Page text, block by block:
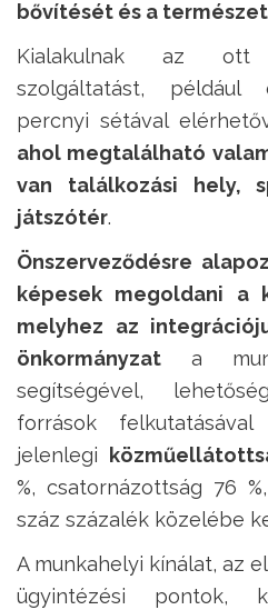
bővítését és a
Kialakulnak az ott
szolgáltatást, például
percnyi sétával
ahol megtalálható
van találkozási hely,
játszótér.
Önszerveződésre
képesek megoldani a
melyhez az
önkormányzat a
segítségével,
források
jelenlegi
%, csatornázottság 76
száz százalék közelébe
A munkahelyi kínálat, az
ügyintézési pontok,